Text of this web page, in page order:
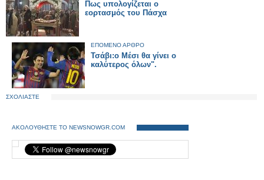
Πως υπολογίζεται ο
εορτασμός του Πάσχα
ΕΠΟΜΕΝΟ ΑΡΘΡΟ
Τσάβι:ο Μέσι θα γίνει ο
καλύτερος όλων".
ΣΧΟΛΙΑΣΤΕ
ΑΚΟΛΟΥΘΗΣΤΕ ΤΟ NEWSNOWGR.COM